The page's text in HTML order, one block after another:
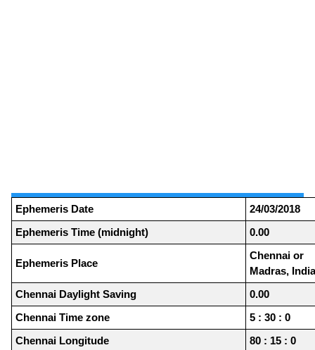
Ephemeris Date
24/03/2018
Ephemeris Time (midnight)
0.00
Ephemeris Place
Chennai or
Madras, India
Chennai Daylight Saving
0.00
Chennai Time zone
5 : 30 : 0
Chennai Longitude
80 : 15 : 0